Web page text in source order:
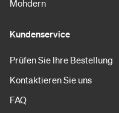
Mohdern
Kundenservice
Prüfen Sie Ihre Bestellung
Kontaktieren Sie uns
FAQ